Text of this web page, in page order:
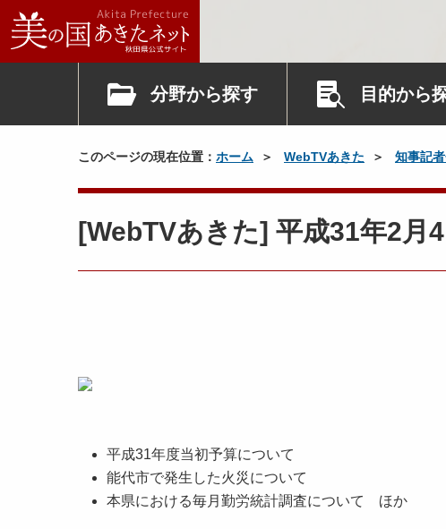
分野から探す 目的から
このページの現在位置： ホーム WebTVあきた 知事記
[WebTVあきた] 平成31年2月4
平成31年度当初予算について
能代市で発生した火災について
本県における毎月勤労統計調査について ほか